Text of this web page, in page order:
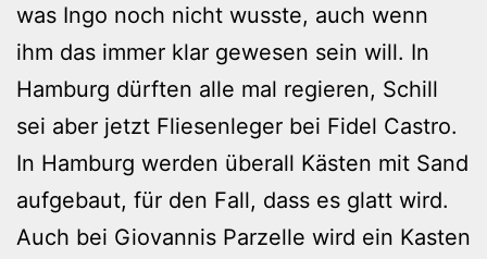
was Ingo noch nicht wusste, auch wenn
ihm das immer klar gewesen sein will. In
Hamburg dürften alle mal regieren, Schill
sei aber jetzt Fliesenleger bei Fidel Castro.
In Hamburg werden überall Kästen mit Sand
aufgebaut, für den Fall, dass es glatt wird.
Auch bei Giovannis Parzelle wird ein Kasten